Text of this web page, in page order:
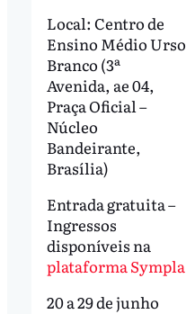
Local: Centro de
Ensino Médio Urso
Branco (3ª
Avenida, ae 04,
Praça Oficial –
Núcleo
Bandeirante,
Brasília)
Entrada gratuita –
Ingressos
disponíveis na
plataforma Sympla
20 a 29 de junho